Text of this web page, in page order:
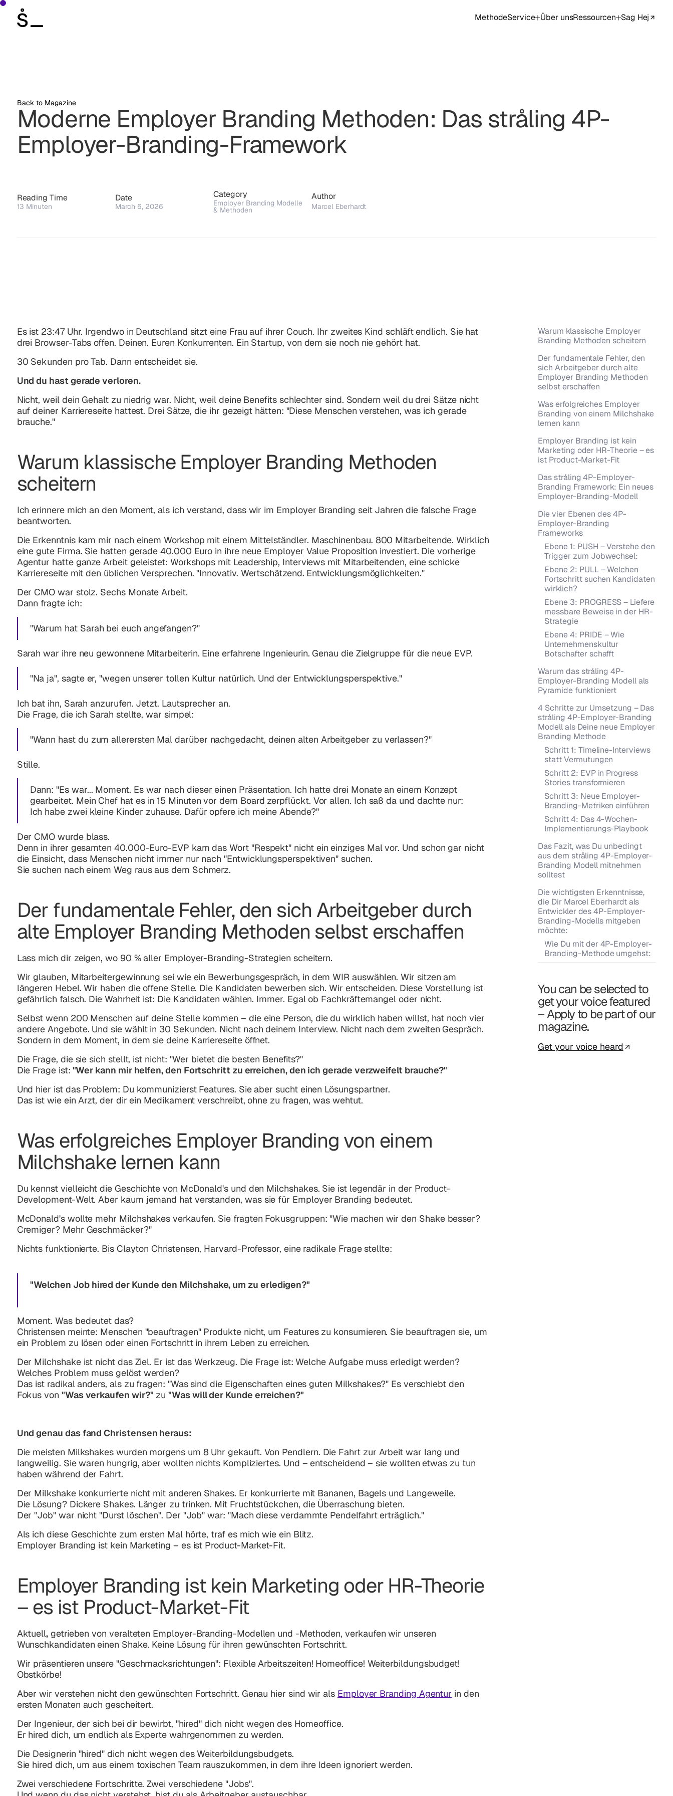
MethodeService Über unsRessourcen Sag Hej
Back to Magazine
Moderne Employer Branding Methoden: Das stråling 4P-
Employer-Branding-Framework
Reading Time
13 Minuten
Date
March 6, 2026
Category
Employer Branding Modelle
& Methoden
Author
Marcel Eberhardt
Es ist 23:47 Uhr. Irgendwo in Deutschland sitzt eine Frau auf ihrer Couch. Ihr zweites Kind schläft endlich. Sie hat
drei Browser-Tabs offen. Deinen. Euren Konkurrenten. Ein Startup, von dem sie noch nie gehört hat.
30 Sekunden pro Tab. Dann entscheidet sie.
Und du hast gerade verloren.
Nicht, weil dein Gehalt zu niedrig war. Nicht, weil deine Benefits schlechter sind. Sondern weil du drei Sätze nicht
auf deiner Karriereseite hattest. Drei Sätze, die ihr gezeigt hätten: "Diese Menschen verstehen, was ich gerade
brauche."
Warum klassische Employer Branding Methoden
scheitern
Ich erinnere mich an den Moment, als ich verstand, dass wir im Employer Branding seit Jahren die falsche Frage
beantworten.
Die Erkenntnis kam mir nach einem Workshop mit einem Mittelständler. Maschinenbau. 800 Mitarbeitende. Wirklich
eine gute Firma. Sie hatten gerade 40.000 Euro in ihre neue Employer Value Proposition investiert. Die vorherige
Agentur hatte ganze Arbeit geleistet: Workshops mit Leadership, Interviews mit Mitarbeitenden, eine schicke
Karriereseite mit den üblichen Versprechen."Innovativ. Wertschätzend. Entwicklungsmöglichkeiten."
Der CMO war stolz. Sechs Monate Arbeit.
Dann fragte ich:
"Warum hat Sarah bei euch angefangen?"
Sarah war ihre neu gewonnene Mitarbeiterin. Eine erfahrene Ingenieurin. Genau die Zielgruppe für die neue EVP.
"Na ja", sagte er,"wegen unserer tollen Kultur natürlich. Und der Entwicklungsperspektive."
Ich bat ihn, Sarah anzurufen. Jetzt. Lautsprecher an.
Die Frage, die ich Sarah stellte, war simpel:
"Wann hast du zum allerersten Mal darüber nachgedacht, deinen alten Arbeitgeber zu verlassen?"
Stille.
Dann:"Es war... Moment. Es war nach dieser einen Präsentation. Ich hatte drei Monate an einem Konzept
gearbeitet. Mein Chef hat es in 15 Minuten vor dem Board zerpflückt. Vor allen. Ich saß da und dachte nur:
Ich habe zwei kleine Kinder zuhause. Dafür opfere ich meine Abende?"
Der CMO wurde blass.
Denn in ihrer gesamten 40.000-Euro-EVP kam das Wort "Respekt" nicht ein einziges Mal vor. Und schon gar nicht
die Einsicht, dass Menschen nicht immer nur nach"Entwicklungsperspektiven" suchen.
Sie suchen nach einem Weg raus aus dem Schmerz.
Der fundamentale Fehler, den sich Arbeitgeber durch
alte Employer Branding Methoden selbst erschaffen
Lass mich dir zeigen, wo 90 % aller Employer-Branding-Strategien scheitern.
Wir glauben, Mitarbeitergewinnung sei wie ein Bewerbungsgespräch, in demWIR auswählen. Wir sitzen am
längeren Hebel. Wir haben die offene Stelle. Die Kandidaten bewerben sich. Wir entscheiden. Diese Vorstellung ist
gefährlich falsch. Die Wahrheit ist: Die Kandidaten wählen. Immer. Egal ob Fachkräftemangel oder nicht.
Selbst wenn 200 Menschen auf deine Stelle kommen – die eine Person, die du wirklich haben willst, hat noch vier
andere Angebote. Und sie wählt in 30 Sekunden. Nicht nach deinem Interview. Nicht nach dem zweiten Gespräch.
Sondern in dem Moment, in dem sie deine Karriereseite öffnet.
Die Frage, die sie sich stellt, ist nicht: "Wer bietet die besten Benefits?"
Die Frage ist: "Wer kann mir helfen, den Fortschritt zu erreichen, den ich gerade verzweifelt brauche?"
Und hier ist das Problem: Du kommunizierst Features. Sie aber sucht einen Lösungspartner.
Das ist wie ein Arzt, der dir ein Medikament verschreibt, ohne zu fragen, was wehtut.
Was erfolgreiches Employer Branding von einem
Milchshake lernen kann
Du kennst vielleicht die Geschichte von McDonald's und den Milchshakes. Sie ist legendär in der Product-
Development-Welt. Aber kaum jemand hat verstanden, was sie für Employer Branding bedeutet.
McDonald's wollte mehr Milchshakes verkaufen. Sie fragten Fokusgruppen:"Wie machen wir den Shake besser?
Cremiger? Mehr Geschmäcker?"
Nichts funktionierte. Bis Clayton Christensen, Harvard-Professor, eine radikale Frage stellte:
"Welchen Job hired der Kunde den Milchshake, um zu erledigen?"
Moment. Was bedeutet das?
Christensen meinte: Menschen "beauftragen" Produkte nicht, um Features zu konsumieren. Sie beauftragen sie, um
ein Problem zu lösen oder einen Fortschritt in ihrem Leben zu erreichen.
Der Milchshake ist nicht das Ziel. Er ist das Werkzeug. Die Frage ist: Welche Aufgabe muss erledigt werden?
Welches Problem muss gelöst werden?
Das ist radikal anders, als zu fragen: "Was sind die Eigenschaften eines guten Milkshakes?" Es verschiebt den
Fokus von "Was verkaufen wir?" zu"Was will der Kunde erreichen?"
Und genau das fand Christensen heraus:
Die meisten Milkshakes wurden morgens um 8 Uhr gekauft. Von Pendlern. Die Fahrt zur Arbeit war lang und
langweilig. Sie waren hungrig, aber wollten nichts Kompliziertes. Und – entscheidend – sie wollten etwas zu tun
haben während der Fahrt.
Der Milkshake konkurrierte nicht mit anderen Shakes. Er konkurrierte mit Bananen, Bagels und Langeweile.
Die Lösung? Dickere Shakes. Länger zu trinken. Mit Fruchtstückchen, die Überraschung bieten.
Der "Job" war nicht "Durst löschen". Der "Job" war: "Mach diese verdammte Pendelfahrt erträglich."
Als ich diese Geschichte zum ersten Mal hörte, traf es mich wie ein Blitz.
Employer Branding ist kein Marketing – es ist Product-Market-Fit.
Employer Branding ist kein Marketing oder HR-Theorie
– es ist Product-Market-Fit
Aktuell, getrieben von veralteten Employer-Branding-Modellen und -Methoden, verkaufen wir unseren
Wunschkandidaten einen Shake. Keine Lösung für ihren gewünschten Fortschritt.
Wir präsentieren unsere "Geschmacksrichtungen": Flexible Arbeitszeiten! Homeoffice! Weiterbildungsbudget!
Obstkörbe!
Aber wir verstehen nicht den gewünschten Fortschritt. Genau hier sind wir als Employer Branding Agentur in den
ersten Monaten auch gescheitert.
Der Ingenieur, der sich bei dir bewirbt, "hired" dich nicht wegen des Homeoffice.
Er hired dich, um endlich als Experte wahrgenommen zu werden.
Die Designerin "hired" dich nicht wegen des Weiterbildungsbudgets.
Sie hired dich, um aus einem toxischen Team rauszukommen, in dem ihre Ideen ignoriert werden.
Zwei verschiedene Fortschritte. Zwei verschiedene "Jobs".
Warum klassische Employer
Branding Methoden scheitern
Der fundamentale Fehler, den
sich Arbeitgeber durch alte
Employer Branding Methoden
selbst erschaffen
Was erfolgreiches Employer
Branding von einem Milchshake
lernen kann
Employer Branding ist kein
Marketing oder HR-Theorie – es
ist Product-Market-Fit
Das stråling 4P-Employer-
Branding Framework: Ein neues
Employer-Branding-Modell
Die vier Ebenen des 4P-
Employer-Branding
Frameworks
Ebene 1: PUSH – Verstehe den
Trigger zum Jobwechsel:
Ebene 2: PULL – Welchen
Fortschritt suchen Kandidaten
wirklich?
Ebene 3: PROGRESS – Liefere
messbare Beweise in der HR-
Strategie
Ebene 4: PRIDE – Wie
Unternehmenskultur
Botschafter schafft
Warum das stråling 4P-
Employer-Branding Modell als
Pyramide funktioniert
4 Schritte zur Umsetzung – Das
stråling 4P-Employer-Branding
Modell als Deine neue Employer
Branding Methode
Schritt 1: Timeline-Interviews
statt Vermutungen
Schritt 2: EVP in Progress
Stories transformieren
Schritt 3: Neue Employer-
Branding-Metriken einführen
Schritt 4: Das 4-Wochen-
Implementierungs-Playbook
Das Fazit, was Du unbedingt
aus dem stråling 4P-Employer-
Branding Modell mitnehmen
solltest
Die wichtigsten Erkenntnisse,
die Dir Marcel Eberhardt als
Entwickler des 4P-Employer-
Branding-Modells mitgeben
möchte:
Wie Du mit der 4P-Employer-
Branding-Methode umgehst:
You can be selected to
get your voice featured
– Apply to be part of our
magazine.
Get your voice heard